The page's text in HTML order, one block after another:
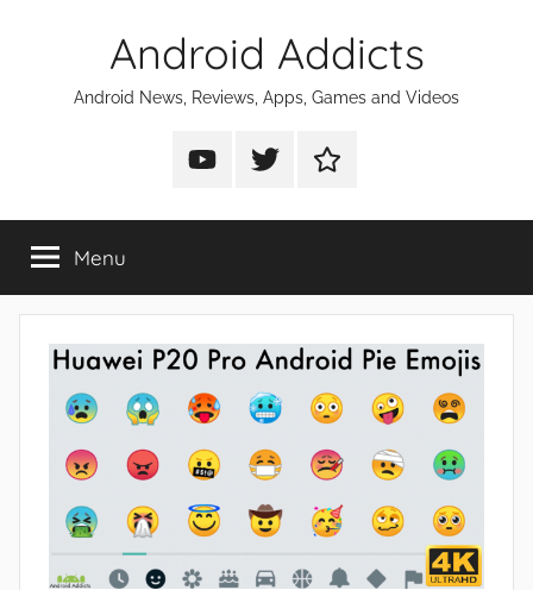
Android Addicts
Android News, Reviews, Apps, Games and Videos
Android
on
Android
on
Android
on
Menu